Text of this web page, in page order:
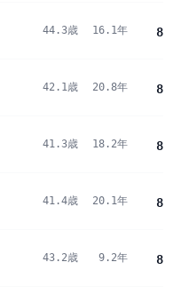
44.3歳 16.1年 846
42.1歳 20.8年 842
41.3歳 18.2年 828
41.4歳 20.1年 826
43.2歳 9.2年 824